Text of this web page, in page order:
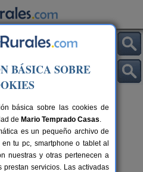
de Aldeanueva de
BÁSICA SOBRE
básica sobre las cookies de
de Mario Temprado Casas.
es un pequeño archivo de
tu pc, smartphone o tablet al
nuestras y otras pertenecen a
prestan servicios. Las activadas